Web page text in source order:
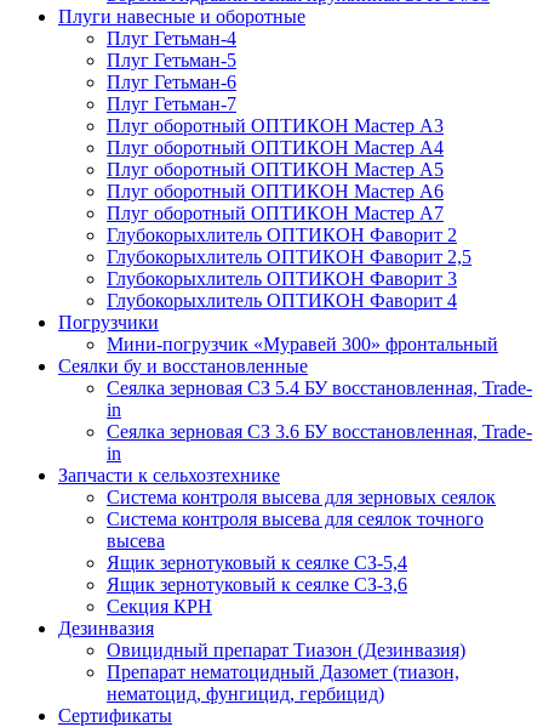
Плуги навесные и оборотные
Плуг Гетьман-4
Плуг Гетьман-5
Плуг Гетьман-6
Плуг Гетьман-7
Плуг оборотный ОПТИКОН Мастер А3
Плуг оборотный ОПТИКОН Мастер А4
Плуг оборотный ОПТИКОН Мастер А5
Плуг оборотный ОПТИКОН Мастер А6
Плуг оборотный ОПТИКОН Мастер А7
Глубокорыхлитель ОПТИКОН Фаворит 2
Глубокорыхлитель ОПТИКОН Фаворит 2,5
Глубокорыхлитель ОПТИКОН Фаворит 3
Глубокорыхлитель ОПТИКОН Фаворит 4
Погрузчики
Мини-погрузчик «Муравей 300» фронтальный
Сеялки бу и восстановленные
Сеялка зерновая СЗ 5.4 БУ восстановленная, Trade-
in
Сеялка зерновая СЗ 3.6 БУ восстановленная, Trade-
in
Запчасти к сельхозтехнике
Система контроля высева для зерновых сеялок
Система контроля высева для сеялок точного
высева
Ящик зернотуковый к сеялке СЗ-5,4
Ящик зернотуковый к сеялке СЗ-3,6
Секция КРН
Дезинвазия
Овицидный препарат Тиазон (Дезинвазия)
Препарат нематоцидный Дазомет (тиазон,
нематоцид, фунгицид, гербицид)
Сертификаты